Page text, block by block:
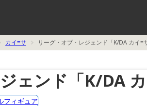
カイ=サ
リーグ・オブ・レジェンド「K/DA カイ=
ェンド「K/DA カ
フィギュア